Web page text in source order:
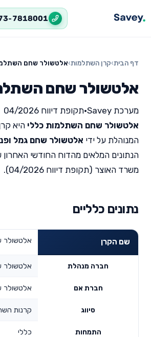
7818001
דף הבית›קרן השתלמות›אלטשולר שחם
אלטשולר שחם
מערכת Savey •תקופת דיווח 04/2026
אלטשולר שחם השתלמות כללי היא
המנוהלת על ידי אלטשולר שחם גמל
הנתונים המלאים מהדוח החודשי האחרון
משרד האוצר (תקופת דיווח 04/2026).
נתונים כלליים
שם הקרן אלטשולר
חברה מנהלת אלטשולר
חברת אם אלטשולר
סיווג קרנות
התמחות כללי